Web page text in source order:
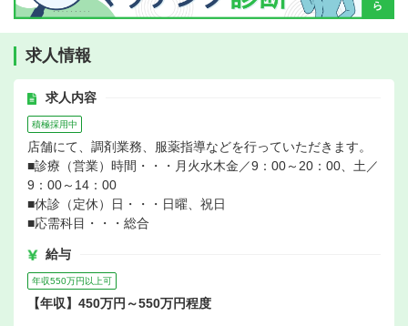
求人情報
求人内容
積極採用中
店舗にて、調剤業務、服薬指導などを行っていただきます。
■診療（営業）時間・・・月火水木金／9：00～20：00、土／
9：00～14：00
■休診（定休）日・・・日曜、祝日
■応需科目・・・総合
給与
年収550万円以上可
【年収】450万円～550万円程度